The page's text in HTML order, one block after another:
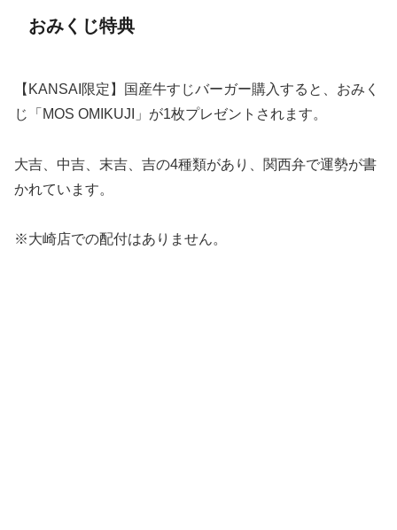
おみくじ特典
【KANSAI限定】国産牛すじバーガー購入すると、おみく
じ「MOS OMIKUJI」が1枚プレゼントされます。
大吉、中吉、末吉、吉の4種類があり、関西弁で運勢が書
かれています。
※大崎店での配付はありません。